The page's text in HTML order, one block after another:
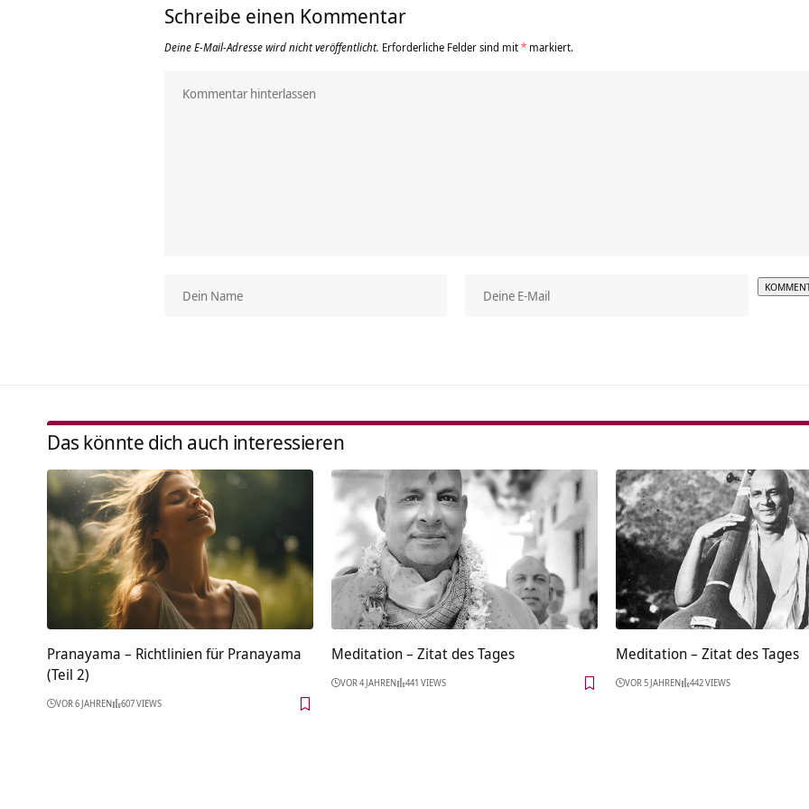
Schreibe einen Kommentar
Deine E-Mail-Adresse wird nicht veröffentlicht. Erforderliche Felder sind mit* markiert.
Das könnte dich auch interessieren
Pranayama – Richtlinien für Pranayama
(Teil 2)
VOR 6 JAHREN 607 VIEWS
Meditation – Zitat des Tages
VOR 4 JAHREN 441 VIEWS
Meditation – Zitat des Tages
VOR 5 JAHREN 442 VIEWS